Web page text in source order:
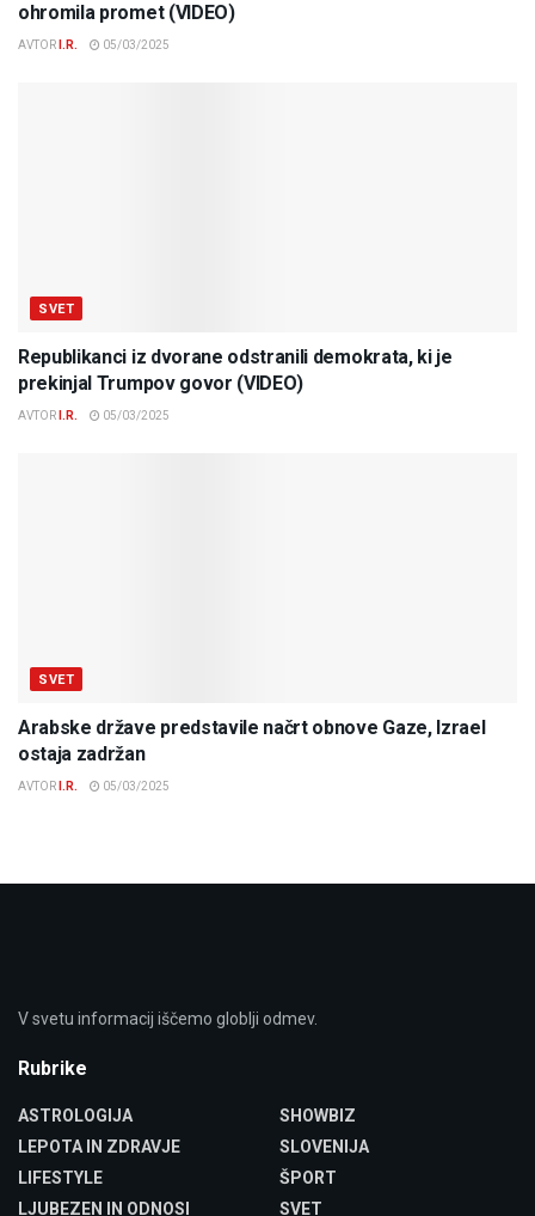
ohromila promet (VIDEO)
AVTOR I.R. 05/03/2025
SVET
Republikanci iz dvorane odstranili demokrata, ki je
prekinjal Trumpov govor (VIDEO)
AVTOR I.R. 05/03/2025
SVET
Arabske države predstavile načrt obnove Gaze, Izrael
ostaja zadržan
AVTOR I.R. 05/03/2025
V svetu informacij iščemo globlji odmev.
Rubrike
ASTROLOGIJA
LEPOTA IN ZDRAVJE
LIFESTYLE
LJUBEZEN IN ODNOSI
SHOWBIZ
SLOVENIJA
ŠPORT
SVET